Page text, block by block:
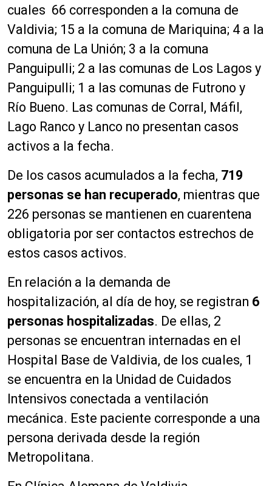
cuales 66 corresponden a la comuna de
Valdivia; 15 a la comuna de Mariquina; 4 a la
comuna de La Unión; 3 a la comuna
Panguipulli; 2 a las comunas de Los Lagos y
Panguipulli; 1 a las comunas de Futrono y
Río Bueno. Las comunas de Corral, Máfil,
Lago Ranco y Lanco no presentan casos
activos a la fecha.
De los casos acumulados a la fecha, 719
personas se han recuperado, mientras que
226 personas se mantienen en cuarentena
obligatoria por ser contactos estrechos de
estos casos activos.
En relación a la demanda de
hospitalización, al día de hoy, se registran 6
personas hospitalizadas. De ellas, 2
personas se encuentran internadas en el
Hospital Base de Valdivia, de los cuales, 1
se encuentra en la Unidad de Cuidados
Intensivos conectada a ventilación
mecánica. Este paciente corresponde a una
persona derivada desde la región
Metropolitana.